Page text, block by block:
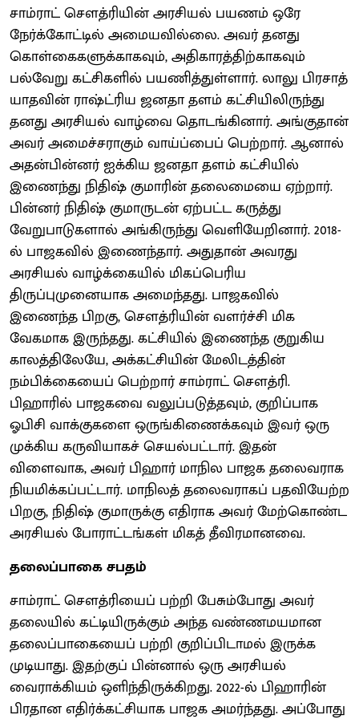
சாம்ராட் சௌத்ரியின் அரசியல் பயணம் ஒரே
நேர்க்கோட்டில் அமையவில்லை. அவர் தனது
கொள்கைகளுக்காகவும், அதிகாரத்திற்காகவும்
பல்வேறு கட்சிகளில் பயணித்துள்ளார். லாலு பிரசாத்
யாதவின் ராஷ்ட்ரிய ஜனதா தளம் கட்சியிலிருந்து
தனது அரசியல் வாழ்வை தொடங்கினார். அங்குதான்
அவர் அமைச்சராகும் வாய்ப்பைப் பெற்றார். ஆனால்
அதன்பின்னர் ஐக்கிய ஜனதா தளம் கட்சியில்
இணைந்து நிதிஷ் குமாரின் தலைமையை ஏற்றார்.
பின்னர் நிதிஷ் குமாருடன் ஏற்பட்ட கருத்து
வேறுபாடுகளால் அங்கிருந்து வெளியேறினார். 2018-
ல் பாஜகவில் இணைந்தார். அதுதான் அவரது
அரசியல் வாழ்க்கையில் மிகப்பெரிய
திருப்புமுனையாக அமைந்தது. பாஜகவில்
இணைந்த பிறகு, சௌத்ரியின் வளர்ச்சி மிக
வேகமாக இருந்தது. கட்சியில் இணைந்த குறுகிய
காலத்திலேயே, அக்கட்சியின் மேலிடத்தின்
நம்பிக்கையைப் பெற்றார் சாம்ராட் சௌத்ரி.
பிஹாரில் பாஜகவை வலுப்படுத்தவும், குறிப்பாக
ஓபிசி வாக்குகளை ஒருங்கிணைக்கவும் இவர் ஒரு
முக்கிய கருவியாகச் செயல்பட்டார். இதன்
விளைவாக, அவர் பிஹார் மாநில பாஜக தலைவராக
நியமிக்கப்பட்டார். மாநிலத் தலைவராகப் பதவியேற்ற
பிறகு, நிதிஷ் குமாருக்கு எதிராக அவர் மேற்கொண்ட
அரசியல் போராட்டங்கள் மிகத் தீவிரமானவை.
தலைப்பாகை சபதம்
சாம்ராட் சௌத்ரியைப் பற்றி பேசும்போது அவர்
தலையில் கட்டியிருக்கும் அந்த வண்ணமயமான
தலைப்பாகையைப் பற்றி குறிப்பிடாமல் இருக்க
முடியாது. இதற்குப் பின்னால் ஒரு அரசியல்
வைராக்கியம் ஒளிந்திருக்கிறது. 2022-ல் பிஹாரின்
பிரதான எதிர்க்கட்சியாக பாஜக அமர்ந்தது. அப்போது